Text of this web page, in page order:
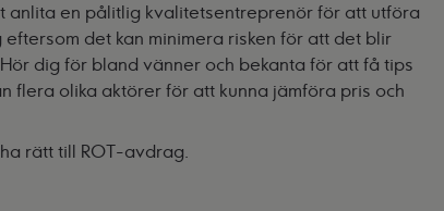
anlita en pålitlig kvalitetsentreprenör för att utföra
det kan minimera risken för att det blir
dig för bland vänner och bekanta för att få tips
flera olika aktörer för att kunna jämföra pris och
rätt till ROT-avdrag.